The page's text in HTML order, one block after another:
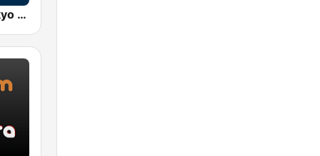
AFN 360 Tokyo (Japan Only)